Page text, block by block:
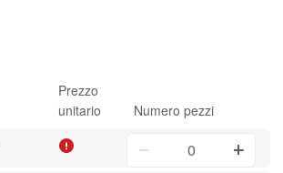
Prezzo
unitario
Numero pezzi